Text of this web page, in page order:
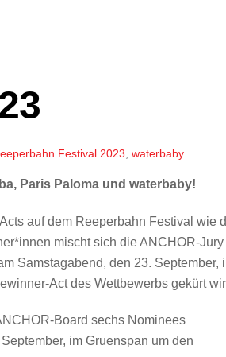
Festival 2023 waterbaby
Paris Paloma und waterbaby!
auf dem Reeperbahn Festival wie
mischt sich die ANCHOR-Jury
Samstagabend, den 23. September,
Act des Wettbewerbs gekürt
Board sechs Nominees
im Gruenspan um den